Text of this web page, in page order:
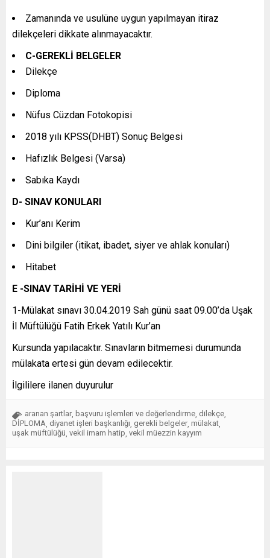
Zamanında ve usulüne uygun yapılmayan itiraz
dilekçeleri dikkate alınmayacaktır.
C-GEREKLİ BELGELER
Dilekçe
Diploma
Nüfus Cüzdan Fotokopisi
2018 yılı KPSS(DHBT) Sonuç Belgesi
Hafızlık Belgesi (Varsa)
Sabıka Kaydı
D- SINAV KONULARI
Kur’anı Kerim
Dini bilgiler (itikat, ibadet, siyer ve ahlak konuları)
Hitabet
E -SINAV TARİHİ VE YERİ
1-Mülakat sınavı 30.04.2019 Sah günü saat 09.00’da Uşak
İl Müftülüğü Fatih Erkek Yatılı Kur’an
Kursunda yapılacaktır. Sınavların bitmemesi durumunda
mülakata ertesi gün devam edilecektir.
İlgililere ilanen duyurulur
aranan şartlar başvuru işlemleri ve değerlendirme dilekçe
DİPLOMA diyanet işleri başkanlığı gerekli belgeler mülakat
uşak müftülüğü vekil imam hatip vekil müezzin kayyım